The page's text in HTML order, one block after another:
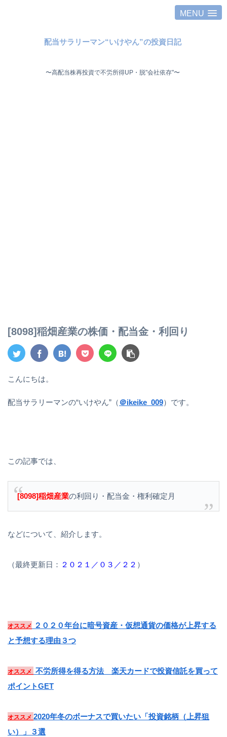
MENU
配当サラリーマン“いけやん”の投資日記 ​
〜高配当株再投資で不労所得UP・脱"会社依存"〜 ​
[8098]稲畑産業の株価・配当金・利回り
こんにちは。
配当サラリーマンの“いけやん”（ ＠ikeike_009）です。
この記事では、
[8098]稲畑産業の利回り・配当金・権利確定月
などについて、紹介します。
（最終更新日： ２０２１／０３／２２ ）
オススメ
２０２０年台に暗号資産・仮想通貨の価格が上昇する
と予想する理由３つ
オススメ
不労所得を得る方法 楽天カードで投資信託を買って
ポイントGET
オススメ 2020年冬のボーナスで買いたい「投資銘柄（上昇狙
い）」３選